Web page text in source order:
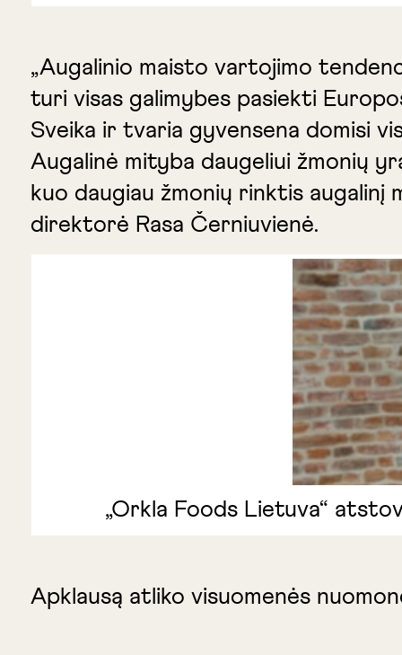
„Augalinio maisto vartojimo
turi visas galimybes pasiekti
Sveika ir tvaria gyvensena domisi
Augalinė mityba daugeliui žmonių
kuo daugiau žmonių rinktis augalinį
direktorė Rasa Černiuvienė.
„Orkla Foods Lietuva“
Apklausą atliko visuomenės